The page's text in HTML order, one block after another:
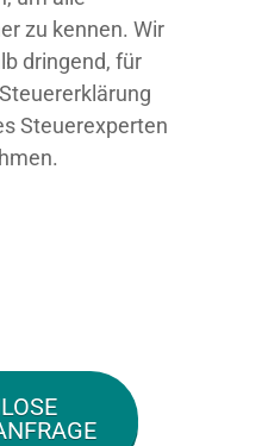
zu kennen. Wir
dringend, für
Steuerexperten